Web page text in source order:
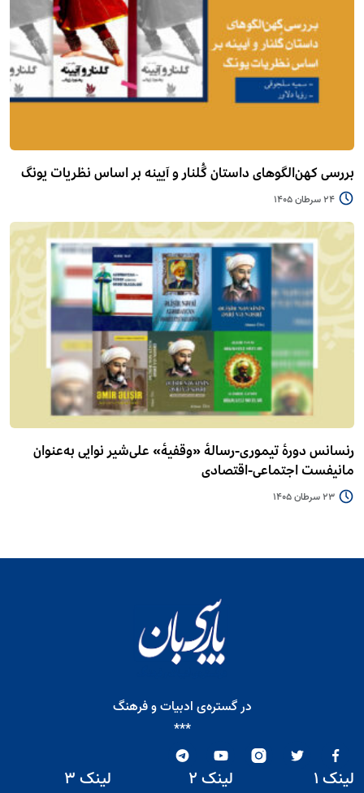
بررسی کهن‌الگوهای داستان گُلنار و آیینه بر اساس نظریات یونگ
24 سرطان 1405
رنسانس دورۀ تیموری-رسالۀ «وقفیۀ» علی‌شیر نوایی به‌عنوان
مانیفست اجتماعی-اقتصادی
23 سرطان 1405
در گستره‌ی ادبیات و فرهنگ
***
لینک ۱ لینک ۲ لینک ۳